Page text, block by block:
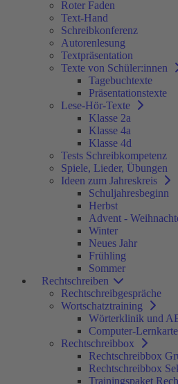
Roter Faden
Text-Hand
Schreibkonferenz
Autorenlesung
Textpräsentation
Texte von Schüler:innen
Tagebuchtexte
Präsentationstexte
Lese-Hör-Texte
Klasse 2a
Klasse 4a
Klasse 4d
Tests Schreibkompetenz
Spiele, Lieder, Übungen
Ideen zum Jahreskreis
Schuljahresbeginn
Herbst
Advent -
Winter
Neues Jahr
Frühling
Sommer
Rechtschreiben
Rechtschreibgespräche
Wortschatztraining
Wörterklinik und
Computer-
Rechtschreibbox
Rechtschreibbox
Rechtschreibbox
Trainingspaket